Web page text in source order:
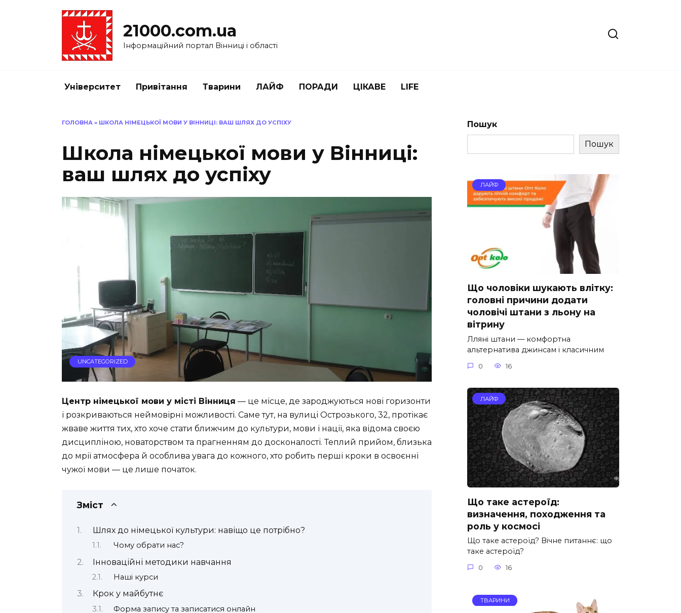
21000.com.ua
Інформаційний портал Вінниці і області
Університет Привітання Тварини ЛАЙФ ПОРАДИ ЦІКАВЕ LIFE
ГОЛОВНА » ШКОЛА НІМЕЦЬКОЇ МОВИ У ВІННИЦІ: ВАШ ШЛЯХ ДО УСПІХУ
Школа німецької мови у Вінниці:
ваш шлях до успіху
UNCATEGORIZED
Центр німецької мови у місті Вінниця — це місце, де зароджуються нові горизонти
і розкриваються неймовірні можливості. Саме тут, на вулиці Острозького, 32, протікає
жваве життя тих, хто хоче стати ближчим до культури, мови і нації, яка відома своєю
дисципліною, новаторством та прагненням до досконалості. Теплий прийом, близька
до мрії атмосфера й особлива увага до кожного, хто робить перші кроки в освоєнні
чужої мови — це лише початок.
Зміст
Шлях до німецької культури: навіщо це потрібно?
Чому обрати нас?
Інноваційні методики навчання
Наші курси
Крок у майбутнє
Форма запису та записатися онлайн
Пошук
Пошук
ЛАЙФ
Що чоловіки шукають влітку:
головні причини додати
чоловічі штани з льону на
вітрину
Лляні штани — комфортна
альтернатива джинсам і класичним
0 16
ЛАЙФ
Що таке астероїд:
визначення, походження та
роль у космосі
Що таке астероїд? Вічне питаннє: що
таке астероїд?
0 16
ТВАРИНИ